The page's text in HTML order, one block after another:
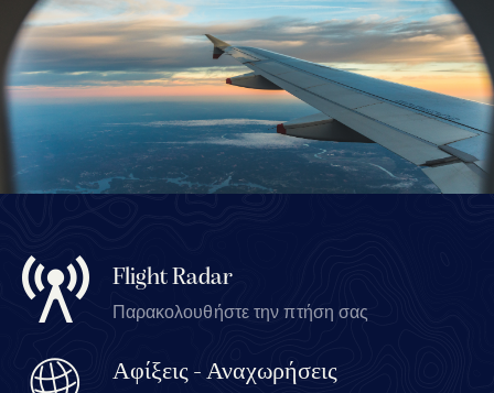
Flight Radar
Παρακολουθήστε την πτήση σας
Αφίξεις - Αναχωρήσεις